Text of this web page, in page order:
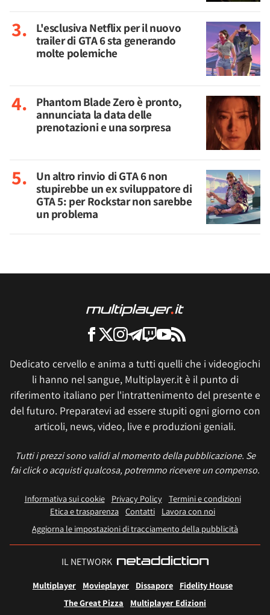
L'esclusiva Netflix per il nuovo
trailer di GTA 6 sta generando
molte polemiche
Phantom Blade Zero è pronto,
annunciata la data delle
prenotazioni e una sorpresa
Un altro rinvio di GTA 6 non
stupirebbe un ex sviluppatore di
GTA 5: per Rockstar non sarebbe
un problema
Dedicato cervello e anima a tutti quelli che i videogiochi
li hanno nel sangue, Multiplayer.it è il punto di
riferimento italiano per l'intrattenimento del presente e
del futuro. Preparatevi ad essere stupiti ogni giorno con
articoli, news, video, live e produzioni geniali.
Tutti i prezzi sono validi al momento della pubblicazione. Se
fai click o acquisti qualcosa, potremmo ricevere un compenso.
Informativa sui cookie Privacy Policy
Termini e condizioni
Etica e trasparenza Contatti
Lavora con noi
Aggiorna le impostazioni di tracciamento della pubblicità
IL NETWORK
Multiplayer Movieplayer Dissapore
Fidelity House
The Great Pizza
Multiplayer Edizioni